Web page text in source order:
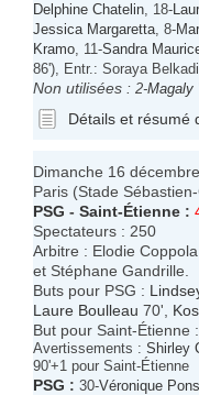
Delphine Chatelin , 18-
Jessica Margaretta , 8-
Kramo , 11-Sandra
86'), Entr.: Soraya Belkadi
Non utilisées : 2-Magaly
Détails et résumé
Dimanche 16
Paris (Stade
PSG - Saint-Étienne :
Spectateurs : 250
Arbitre : Elodie
et Stéphane Gandrille.
Buts pour PSG :
Laure Boulleau 70',
But pour Saint-Étienne :
Avertissements : Shirley
90'+1 pour Saint-Étienne
PSG : 30-Véronique Pons